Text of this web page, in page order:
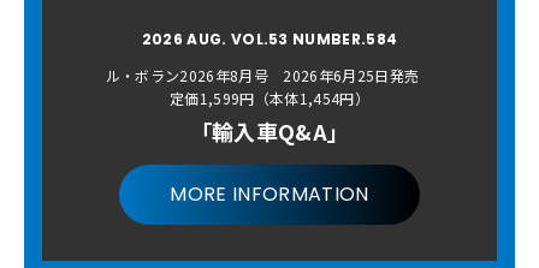
2026 AUG. VOL.53 NUMBER.584
ル・ボラン2026年8月号 2026年6月25日発売
定価1,599円（本体1,454円）
「輸入車Q&A」
MORE INFORMATION